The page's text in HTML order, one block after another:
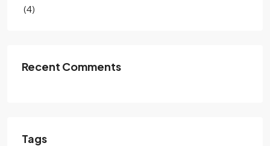
(4)
Recent Comments
Tags